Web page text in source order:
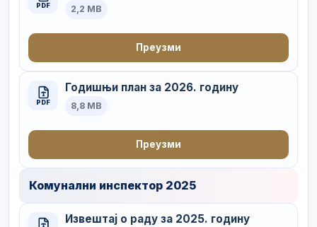
PDF 2,2 MB
Преузми
PDF
Годишњи план за 2026. годину
8,8 MB
Преузми
Комунални инспектор 2025
Извештај о раду за 2025. годину